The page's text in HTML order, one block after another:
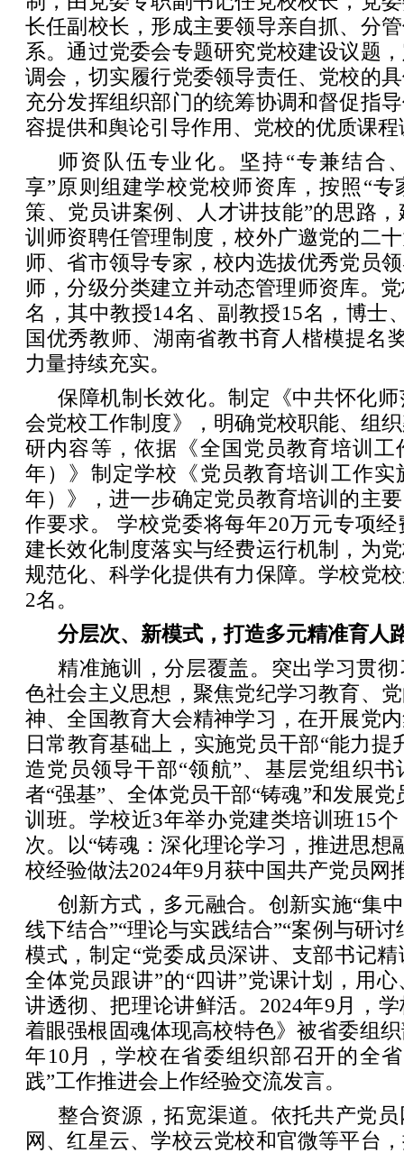
长任副校长，形成主要领导亲自抓、分
系。通过党委会专题研究党校建设议题
调会，切实履行党委领导责任、党校的
充分发挥组织部门的统筹协调和督促指
容提供和舆论引导作用、党校的优质课
师资队伍专业化。坚持“专兼结合
享”原则组建学校党校师资库，按照“
策、党员讲案例、人才讲技能”的思路
训师资聘任管理制度，校外广邀党的二
师、省市领导专家，校内选拔优秀党员
师，分级分类建立并动态管理师资库。
名，其中教授14名、副教授15名，博士
国优秀教师、湖南省教书育人楷模提名
力量持续充实。
保障机制长效化。制定《中共怀化
会党校工作制度》，明确党校职能、组
研内容等，依据《全国党员教育培训工
年）》制定学校《党员教育培训工作实
年）》，进一步确定党员教育培训的主
作要求。 学校党委将每年20万元专项
建长效化制度落实与经费运行机制，为
规范化、科学化提供有力保障。学校党
2名。
分层次、新模式，打造多元精准育人
精准施训，分层覆盖。突出学习贯
色社会主义思想，聚焦党纪学习教育、
神、全国教育大会精神学习，在开展党
日常教育基础上，实施党员干部“能力提
造党员领导干部“领航”、基层党组织书
者“强基”、全体党员干部“铸魂”和发展党
训班。学校近3年举办党建类培训班15
次。以“铸魂：深化理论学习，推进思想
校经验做法2024年9月获中国共产党员网
创新方式，多元融合。创新实施“集
线下结合”“理论与实践结合”“案例与研讨
模式，制定“党委成员深讲、支部书记
全体党员跟讲”的“四讲”党课计划，用
讲透彻、把理论讲鲜活。2024年9月，
着眼强根固魂体现高校特色》被省委组
年10月，学校在省委组织部召开的全
践”工作推进会上作经验交流发言。
整合资源，拓宽渠道。依托共产党
网、红星云、学校云党校和官微等平台